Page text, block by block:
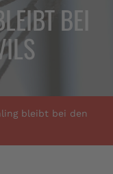
BEI
bleibt bei den